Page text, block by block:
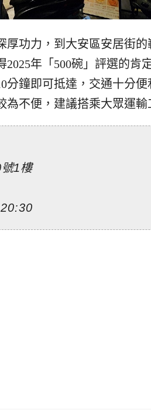
厚功力，到大安區安居街
年「500碗」評選的肯
分鐘即可抵達，交通十分便
不便，建議搭乘大眾運輸
1樓